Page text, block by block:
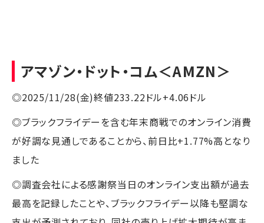
アマゾン・ドット・コム＜AMZN＞
◎2025/11/28(金)終値233.22ドル+4.06ドル
◎ブラックフライデーを含む年末商戦でのオンライン消費
が好調な見通しであることから、前日比+1.77%高となり
ました
◎調査会社による感謝祭当日のオンライン支出額が過去
最高を記録したことや、ブラックフライデー以降も堅調な